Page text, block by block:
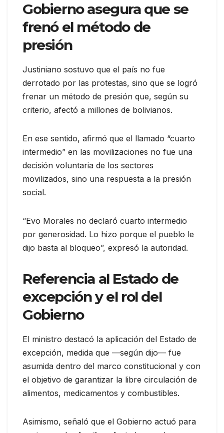
Gobierno asegura que se
frenó el método de
presión
Justiniano sostuvo que el país no fue
derrotado por las protestas, sino que se logró
frenar un método de presión que, según su
criterio, afectó a millones de bolivianos.
En ese sentido, afirmó que el llamado “cuarto
intermedio” en las movilizaciones no fue una
decisión voluntaria de los sectores
movilizados, sino una respuesta a la presión
social.
“Evo Morales no declaró cuarto intermedio
por generosidad. Lo hizo porque el pueblo le
dijo basta al bloqueo”, expresó la autoridad.
Referencia al Estado de
excepción y el rol del
Gobierno
El ministro destacó la aplicación del Estado de
excepción, medida que —según dijo— fue
asumida dentro del marco constitucional y con
el objetivo de garantizar la libre circulación de
alimentos, medicamentos y combustibles.
Asimismo, señaló que el Gobierno actuó para